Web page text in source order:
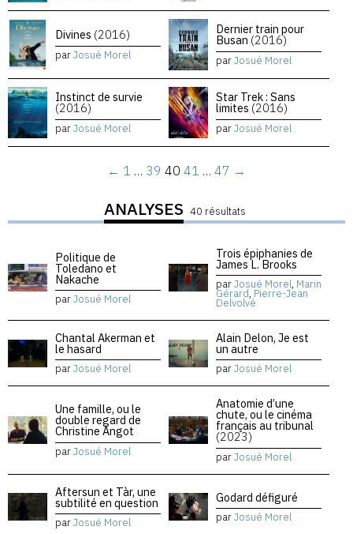
Divines (2016)
parJosué Morel
Dernier train pour
Busan (2016)
parJosué Morel
Instinct de survie
(2016)
parJosué Morel
Star Trek : Sans
limites (2016)
parJosué Morel
← 1 … 39 40 41 … 47 →
ANALYSES 40 résultats
Politique de
Toledano et
Nakache
parJosué Morel
Trois épiphanies de
James L. Brooks
parJosué Morel, Marin
Gérard, Pierre-Jean
Delvolvé
Chantal Akerman et
le hasard
parJosué Morel
Alain Delon, Je est
un autre
parJosué Morel
Une famille, ou le
double regard de
Christine Angot
parJosué Morel
Anatomie d’une
chute, ou le cinéma
français au tribunal
(2023)
parJosué Morel
Aftersun et Tàr, une
subtilité en question
parJosué Morel
Godard défiguré
parJosué Morel